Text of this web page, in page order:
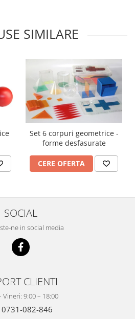
SIMILARE
Set 6 corpuri geometrice -
forme desfasurate
CERE OFERTA
SOCIAL
ne in social media
CLIENTI
Vineri: 9:00 – 18:00
0731-082-846